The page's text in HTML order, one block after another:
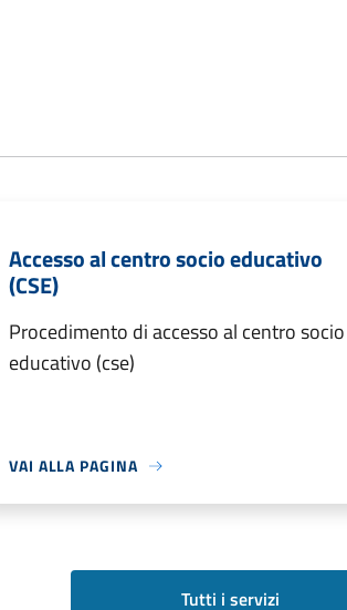
Accesso al centro socio educativo
(CSE)
Procedimento di accesso al centro socio
educativo (cse)
VAI ALLA PAGINA
Tutti i servizi